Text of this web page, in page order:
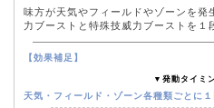
味方が天気やフィールドやゾーンを発
力ブーストと特殊技威力ブーストを１
【効果補足】
▼発動タイミ
天気・フィールド・ゾーン各種類ごとに１